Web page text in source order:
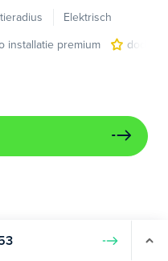
Elektrisch
installatie premium
Volgende